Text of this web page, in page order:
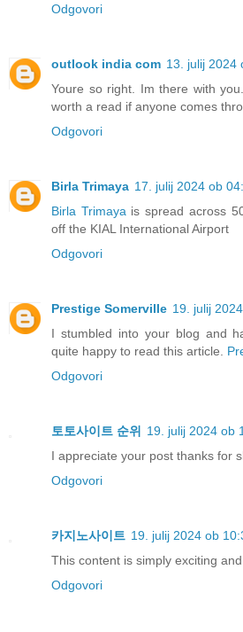
Odgovori
outlook india com 13. julij 2024
Youre so right. Im there with
worth a read if anyone comes
Odgovori
Birla Trimaya 17. julij 2024 ob
Birla Trimaya is spread across
off the KIAL International Airport
Odgovori
Prestige Somerville 19. julij
I stumbled into your blog and
quite happy to read this article.
Odgovori
토토사이트 순위
19. julij 2024 ob
I appreciate your post thanks for
Odgovori
카지노사이트 19. julij 2024 ob
This content is simply exciting and
Odgovori